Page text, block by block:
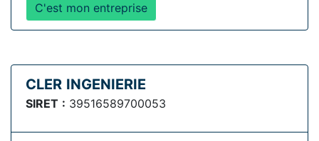
C'est mon entreprise
CLER INGENIERIE
SIRET : 39516589700053